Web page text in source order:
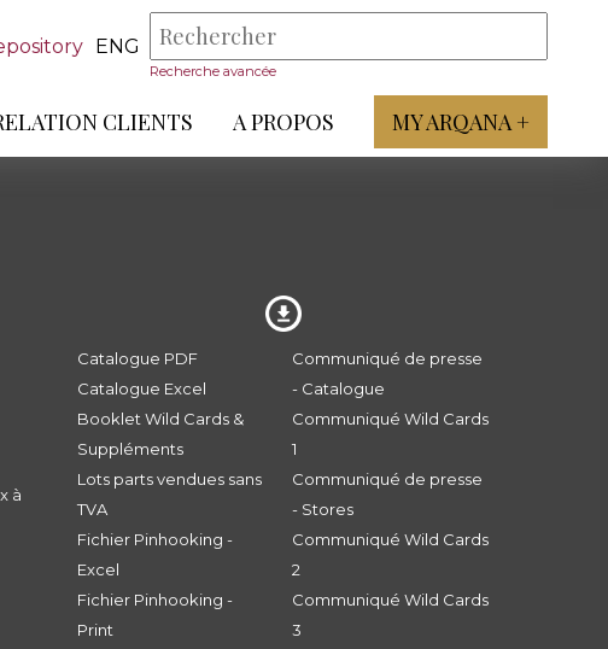
ENG
Recherche avancée
CLIENTS A PROPOS MY ARQANA +
à
Catalogue PDF
Catalogue Excel
Booklet Wild Cards &
Suppléments
Lots parts vendues sans
TVA
Fichier Pinhooking -
Excel
Fichier Pinhooking -
Print
Communiqué de presse
- Catalogue
Communiqué Wild Cards
1
Communiqué de presse
- Stores
Communiqué Wild Cards
2
Communiqué Wild Cards
3